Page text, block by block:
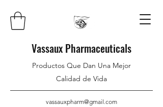
Vassaux Pharmaceuticals
Productos Que Dan Una Mejor
Calidad de Vida
vassauxpharm@gmail.com